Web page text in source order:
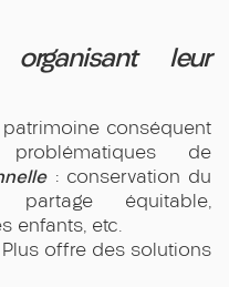
leur
conséquent
de
: conservation du
partage équitable,
enfants, etc.
offre des solutions